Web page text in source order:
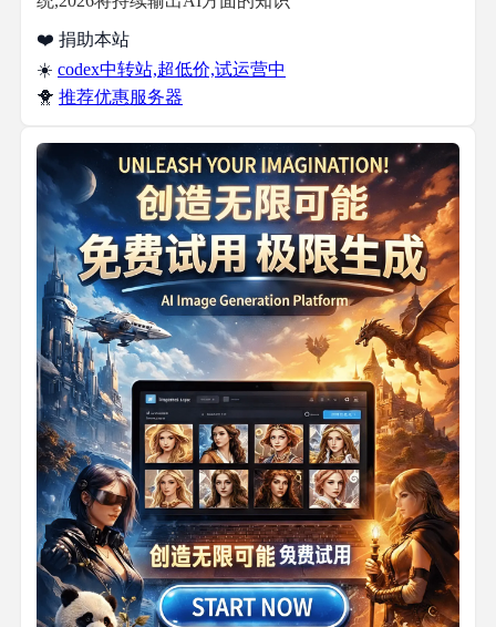
❤️ 捐助本站
☀️ codex中转站,超低价,试运营中
🐥 推荐优惠服务器